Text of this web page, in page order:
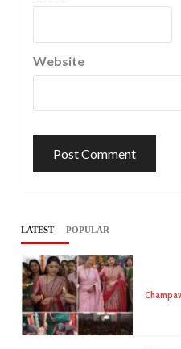
Website
LATEST POPULAR